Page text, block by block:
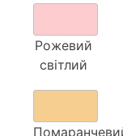
Рожевий
світлий